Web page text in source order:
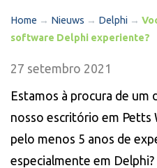
Home → Nieuws → Delphi →
software Delphi experiente?
27 setembro 2021
Estamos à procura de um
nosso escritório em Petts
pelo menos 5 anos de
especialmente em